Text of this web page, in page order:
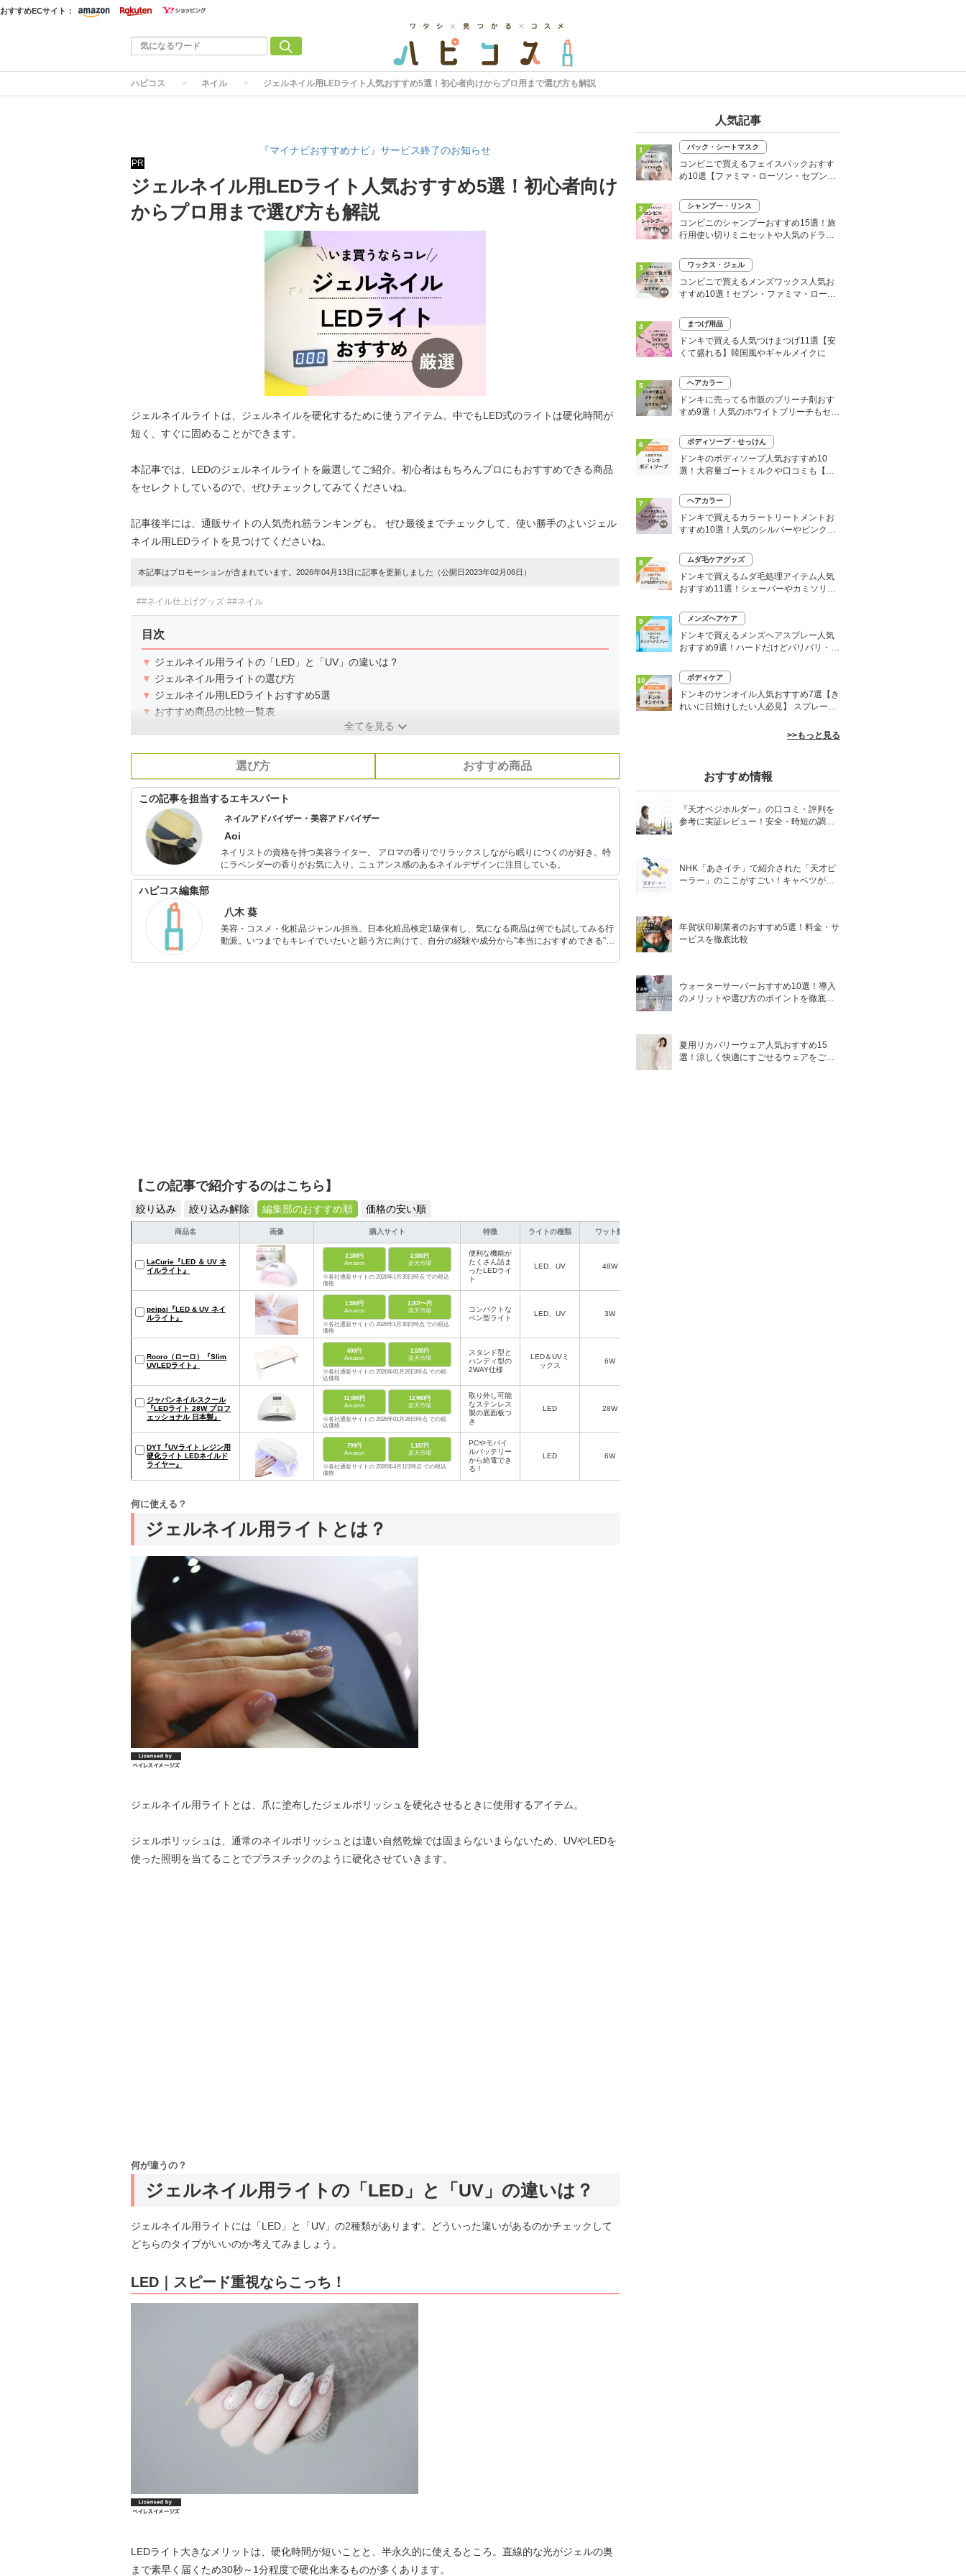
おすすめECサイト：
ハピコス ネイル ジェルネイル用LEDライト人気おすすめ5選！初心者向けからプロ用まで選び方も解説
『マイナビおすすめナビ』サービス終了のお知らせ
PR
ジェルネイル用LEDライト人気おすすめ5選！初心者向け
からプロ用まで選び方も解説
ジェルネイルライトは、ジェルネイルを硬化するために使うアイテム。中でもLED式のライトは硬化時間が
短く、すぐに固めることができます。
本記事では、LEDのジェルネイルライトを厳選してご紹介。初心者はもちろんプロにもおすすめできる商品
をセレクトしているので、ぜひチェックしてみてくださいね。
記事後半には、通販サイトの人気売れ筋ランキングも。 ぜひ最後までチェックして、使い勝手のよいジェル
ネイル用LEDライトを見つけてくださいね。
本記事はプロモーションが含まれています。2026年04月13日に記事を更新しました（公開日2023年02月06日）
##ネイル仕上げグッズ ##ネイル
目次
▼ ジェルネイル用ライトの「LED」と「UV」の違いは？
▼ ジェルネイル用ライトの選び方
▼ ジェルネイル用LEDライトおすすめ5選
▼ おすすめ商品の比較一覧表
全てを見る
選び方 おすすめ商品
この記事を担当するエキスパート
ネイルアドバイザー・美容アドバイザー
Aoi
ネイリストの資格を持つ美容ライター。 アロマの香りでリラックスしながら眠りにつくのが好き。特
にラベンダーの香りがお気に入り。ニュアンス感のあるネイルデザインに注目している。
ハピコス編集部
八木 葵
美容・コスメ・化粧品ジャンル担当。日本化粧品検定1級保有し、気になる商品は何でも試してみる行
動派。いつまでもキレイでいたいと願う方に向けて、自分の経験や成分から”本当におすすめできる”も
【この記事で紹介するのはこちら】
絞り込み 絞り込み解除 編集部のおすすめ順 価格の安い順
商品名 画像 購入サイト 特徴 ライトの種類 ワット数
LaCurie『LED ＆ UV ネ
イルライト』
2,180円
Amazon
2,980円
楽天市場
※各社通販サイトの 2026年1月30日時点 での税込
価格
便利な機能が
たくさん詰ま
ったLEDライ
ト
LED、UV 48W
peipai『LED & UV ネイ
ルライト』
1,580円
Amazon
2,007〜円
楽天市場
※各社通販サイトの 2026年1月30日時点 での税込
価格
コンパクトな
ペン型ライト
LED、UV 3W
Rooro（ローロ）『Slim
UVLEDライト』
600円
Amazon
2,530円
楽天市場
※各社通販サイトの 2026年01月26日時点 での税
込価格
スタンド型と
ハンディ型の
2WAY仕様
LED＆UVミ
ックス
6W
ジャパンネイルスクール
『LEDライト 28W プロフ
ェッショナル 日本製』
12,980円
Amazon
12,980円
楽天市場
※各社通販サイトの 2026年01月26日時点 での税
込価格
取り外し可能
なステンレス
製の底面板つ
き
LED 28W
DYT『UVライト レジン用
硬化ライト LEDネイルド
ライヤー』
799円
Amazon
1,187円
楽天市場
※各社通販サイトの 2026年4月1日時点 での税込
価格
PCやモバイ
ルバッテリー
から給電でき
る！
LED 6W
ジェルネイル用ライトとは？
何に使える？
ジェルネイル用ライトとは、爪に塗布したジェルポリッシュを硬化させるときに使用するアイテム。
ジェルポリッシュは、通常のネイルポリッシュとは違い自然乾燥では固まらないまらないため、UVやLEDを
使った照明を当てることでプラスチックのように硬化させていきます。
ジェルネイル用ライトの「LED」と「UV」の違いは？
何が違うの？
ジェルネイル用ライトには「LED」と「UV」の2種類があります。どういった違いがあるのかチェックして
どちらのタイプがいいのか考えてみましょう。
LED｜スピード重視ならこっち！
LEDライト大きなメリットは、硬化時間が短いことと、半永久的に使えるところ。直線的な光がジェルの奥
まで素早く届くため30秒～1分程度で硬化出来るものが多くあります。
人気記事
1 パック・シートマスク
コンビニで買えるフェイスパックおすす
め10選【ファミマ・ローソン・セブン】
2 シャンプー・リンス
コンビニのシャンプーおすすめ15選！旅
行用使い切りミニセットや人気のドライ
3 ワックス・ジェル
コンビニで買えるメンズワックス人気お
すすめ10選！セブン・ファミマ・ローソ
4 まつげ用品
ドンキで買える人気つけまつげ11選【安
くて盛れる】韓国風やギャルメイクに
5 ヘアカラー
ドンキに売ってる市販のブリーチ剤おす
すめ9選！人気のホワイトブリーチもセル
6 ボディソープ・せっけん
ドンキのボディソープ人気おすすめ10
選！大容量ゴートミルクや口コミも【い
7 ヘアカラー
ドンキで買えるカラートリートメントお
すすめ10選！人気のシルバーやピンク、
8 ムダ毛ケアグッズ
ドンキで買えるムダ毛処理アイテム人気
おすすめ11選！シェーバーやカミソリな
9 メンズヘアケア
ドンキで買えるメンズヘアスプレー人気
おすすめ9選！ハードだけどパリパリ・白
10 ボディケア
ドンキのサンオイル人気おすすめ7選【き
れいに日焼けしたい人必見】 スプレーや
>>もっと見る
おすすめ情報
『天才ベジホルダー』の口コミ・評判を
参考に実証レビュー！安全・時短の調理
NHK「あさイチ」で紹介された「天才ピ
ーラー」のここがすごい！キャベツがほ
年賀状印刷業者のおすすめ5選！料金・サ
ービスを徹底比較
ウォーターサーバーおすすめ10選！導入
のメリットや選び方のポイントを徹底解
夏用リカバリーウェア人気おすすめ15
選！涼しく快適にすごせるウェアをご紹